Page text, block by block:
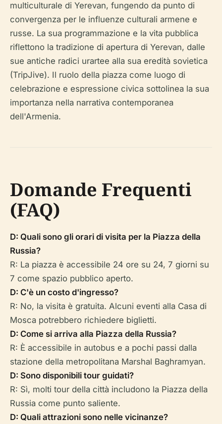
multiculturale di Yerevan, fungendo da punto di
convergenza per le influenze culturali armene e
russe. La sua programmazione e la vita pubblica
riflettono la tradizione di apertura di Yerevan, dalle
sue antiche radici urartee alla sua eredità sovietica
(TripJive). Il ruolo della piazza come luogo di
celebrazione e espressione civica sottolinea la sua
importanza nella narrativa contemporanea
dell'Armenia.
Domande Frequenti
(FAQ)
D: Quali sono gli orari di visita per la Piazza della
Russia?
R: La piazza è accessibile 24 ore su 24, 7 giorni su
7 come spazio pubblico aperto.
D: C'è un costo d'ingresso?
R: No, la visita è gratuita. Alcuni eventi alla Casa di
Mosca potrebbero richiedere biglietti.
D: Come si arriva alla Piazza della Russia?
R: È accessibile in autobus e a pochi passi dalla
stazione della metropolitana Marshal Baghramyan.
D: Sono disponibili tour guidati?
R: Sì, molti tour della città includono la Piazza della
Russia come punto saliente.
D: Quali attrazioni sono nelle vicinanze?